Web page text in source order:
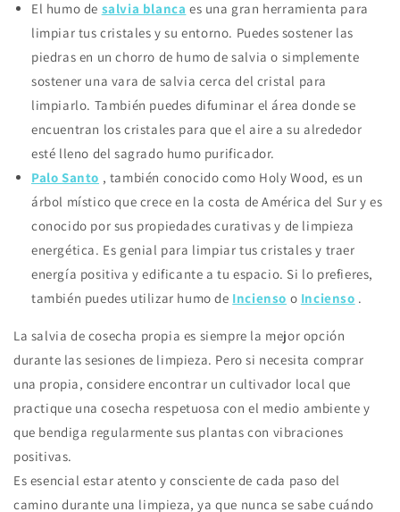
El humo de salvia blanca es una gran herramienta para
limpiar tus cristales y su entorno. Puedes sostener las
piedras en un chorro de humo de salvia o simplemente
sostener una vara de salvia cerca del cristal para
limpiarlo. También puedes difuminar el área donde se
encuentran los cristales para que el aire a su alrededor
esté lleno del sagrado humo purificador.
Palo Santo , también conocido como Holy Wood, es un
árbol místico que crece en la costa de América del Sur y es
conocido por sus propiedades curativas y de limpieza
energética. Es genial para limpiar tus cristales y traer
energía positiva y edificante a tu espacio. Si lo prefieres,
también puedes utilizar humo de Incienso o Incienso .
La salvia de cosecha propia es siempre la mejor opción
durante las sesiones de limpieza. Pero si necesita comprar
una propia, considere encontrar un cultivador local que
practique una cosecha respetuosa con el medio ambiente y
que bendiga regularmente sus plantas con vibraciones
positivas.
Es esencial estar atento y consciente de cada paso del
camino durante una limpieza, ya que nunca se sabe cuándo